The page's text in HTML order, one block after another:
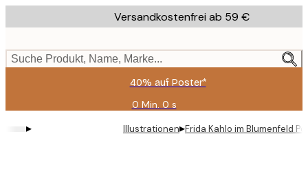
to
content.
Versandkostenfrei ab 59 €
Suche Produkt, Name, Marke...
40% auf Poster*
0 Min. 0 s
Gültig
bis:
2026-
▸ Illustrationen▸Frida Kahlo im Blumenfeld